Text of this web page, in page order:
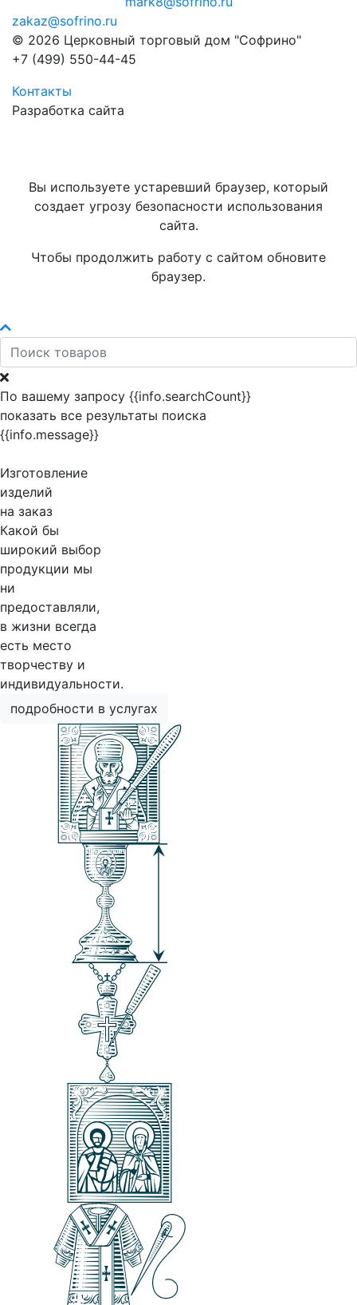
zakaz@sofrino.ru
© 2026 Церковный торговый дом "Софрино"
+7 (499) 550-44-45
Контакты
Разработка сайта
Вы используете устаревший браузер, который
создает угрозу безопасности использования
сайта.
Чтобы продолжить работу с сайтом обновите
браузер.
По вашему запросу {{info.searchCount}}
показать все результаты поиска
{{info.message}}
Изготовление
изделий
на заказ
Какой бы
широкий выбор
продукции мы
ни
предоставляли,
в жизни всегда
есть место
творчеству и
индивидуальности.
подробности в услугах